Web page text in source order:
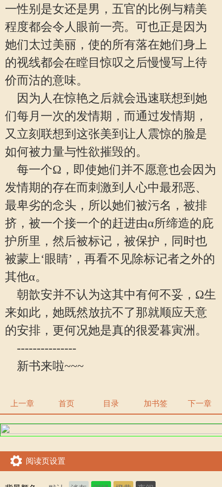
一性别是女还是男，五官的比例与精美
程度都会令人眼前一亮。可也正是因为
她们太过美丽，使的所有落在她们身上
的视线都会在瞠目惊叹之后慢慢写上待
价而沽的意味。
因为人在惊艳之后就会迅速联想到她
们每月一次的发情期，而通过发情期，
又立刻联想到这张美到让人震惊的脸是
如何被力量与性欲摧毁的。
每一个Ω，即使她们并不愿意也会因为
发情期的存在而刺激到人心中最邪恶、
最卑劣的念头，所以她们被污名，被排
挤，被一个接一个的赶进由α所缔造的庇
护所里，然后被标记，被保护，同时也
被蒙上‘眼睛’，再看不见除标记者之外的
其他α。
朝歆安并不认为这其中有何不妥，Ω生
来如此，她既然放抗不了那就顺应天意
的安排，更何况她是真的很爱暮寅洲。
---------------
新书来啦~~~
上一章 首页 目录 加书签 下一章
阅读页设置